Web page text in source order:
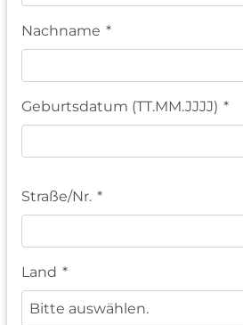
Nachname *
Geburtsdatum (TT.MM.JJJJ) *
Straße/Nr. *
Land *
Bitte auswählen.